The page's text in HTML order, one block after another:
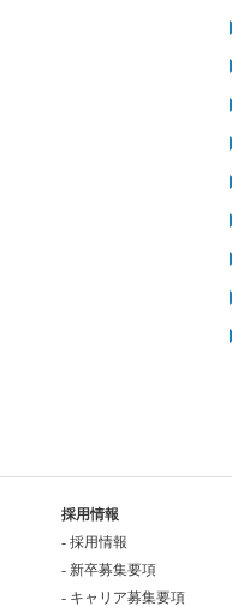
採用情報
- 採用情報
- 新卒募集要項
- キャリア募集要項